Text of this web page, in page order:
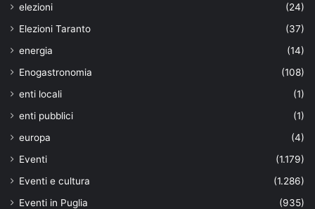
elezioni
(24)
Elezioni Taranto
(37)
energia
(14)
Enogastronomia
(108)
enti locali
(1)
enti pubblici
(1)
europa
(4)
Eventi
(1.179)
Eventi e cultura
(1.286)
Eventi in Puglia
(935)